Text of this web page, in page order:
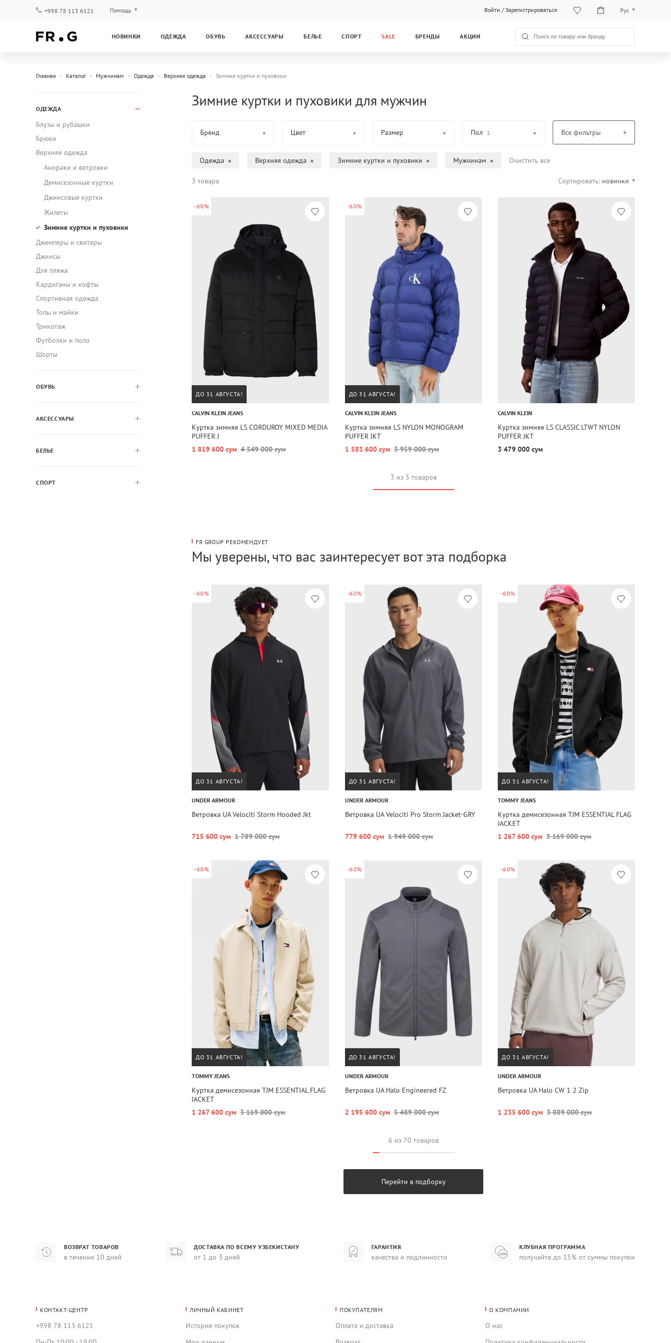
+998 78 113 6121 Помощь Войти /Зарегистрироваться Рус
Рус
НОВИНКИ ОДЕЖДА ОБУВЬ АКСЕССУАРЫ БЕЛЬЕ СПОРТ SALE БРЕНДЫ АКЦИИ
Главная Каталог Мужчинам Одежда Верхняя одежда Зимние куртки и пуховики
ОДЕЖДА
Блузы и рубашки
Брюки
Верхняя одежда
Анораки и ветровки
Демисезонные куртки
Джинсовые куртки
Жилеты
Зимние куртки и пуховики
Джемперы и свитеры
Джинсы
Для пляжа
Кардиганы и кофты
Спортивная одежда
Топы и майки
Трикотаж
Футболки и поло
Шорты
ОБУВЬ
АКСЕССУАРЫ
БЕЛЬЕ
СПОРТ
Зимние куртки и пуховики для мужчин
Бренд Цвет Размер Пол 1 Все фильтры
Одежда Верхняя одежда Зимние куртки и пуховики Мужчинам Очистить все
3 товара Сортировать: новинки
-60%
ДО 31 АВГУСТА!
CALVIN KLEIN JEANS
Куртка зимняя LS CORDUROY MIXED MEDIA
PUFFER J
1 819 600 сум 4 549 000 сум
-60%
ДО 31 АВГУСТА!
CALVIN KLEIN JEANS
Куртка зимняя LS NYLON MONOGRAM
PUFFER JKT
1 583 600 сум 3 959 000 сум
CALVIN KLEIN
Куртка зимняя LS CLASSIC LTWT NYLON
PUFFER JKT
3 479 000 сум
3 из 3 товаров
FR GROUP РЕКОМЕНДУЕТ
Мы уверены, что вас заинтересует вот эта подборка
-60%
ДО 31 АВГУСТА!
UNDER ARMOUR
Ветровка UA Velociti Storm Hooded Jkt
715 600 сум 1 789 000 сум
-60%
ДО 31 АВГУСТА!
UNDER ARMOUR
Ветровка UA Velociti Pro Storm Jacket-GRY
779 600 сум 1 949 000 сум
-60%
ДО 31 АВГУСТА!
TOMMY JEANS
Куртка демисезонная TJM ESSENTIAL FLAG
JACKET
1 267 600 сум 3 169 000 сум
-60%
ДО 31 АВГУСТА!
TOMMY JEANS
Куртка демисезонная TJM ESSENTIAL FLAG
JACKET
1 267 600 сум 3 169 000 сум
-60%
ДО 31 АВГУСТА!
UNDER ARMOUR
Ветровка UA Halo Engineered FZ
2 195 600 сум 5 489 000 сум
-60%
ДО 31 АВГУСТА!
UNDER ARMOUR
Ветровка UA Halo CW 1 2 Zip
1 235 600 сум 3 089 000 сум
6 из 70 товаров
Перейти в подборку
ВОЗВРАТ ТОВАРОВ
в течение 10 дней
ДОСТАВКА ПО ВСЕМУ УЗБЕКИСТАНУ
от 1 до 3 дней
ГАРАНТИЯ
качества и подлинности
КЛУБНАЯ ПРОГРАММА
получайте до 15% от суммы покупки
КОНТАКТ-ЦЕНТР
+998 78 113 6121
ЛИЧНЫЙ КАБИНЕТ
История покупок
ПОКУПАТЕЛЯМ
Оплата и доставка
О КОМПАНИИ
О нас